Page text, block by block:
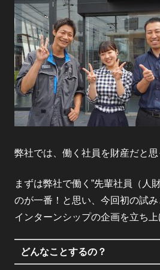
弊社では、働く社員を財産だと思
まずは弊社で働く”先輩社員（人
のが一番！と思い、今回初の試
インターンシップの企画を立ち上
どんなことするの？